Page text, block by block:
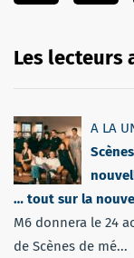
Les lecteurs
A LA
… tout sur la
M6 donnera le 24
de Scènes de mé...